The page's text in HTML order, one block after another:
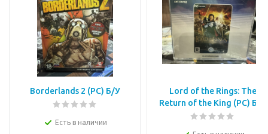
Borderlands 2 (PC) Б/У
Есть в наличии
Lord of the Rings: The
Return of the King (PC) Б/У